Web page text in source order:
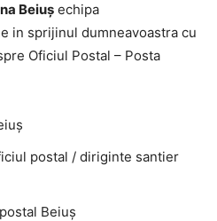
Beiuş echipa
in sprijinul dumneavoastra cu
Oficiul Postal – Posta
postal / diriginte santier
Beiuş